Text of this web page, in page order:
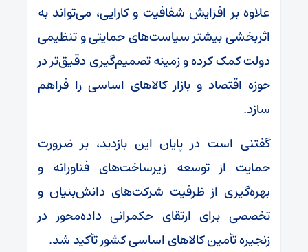
علاوه بر افزایش شفافیت و کارایی، می‌تواند به
اثربخشی بیشتر سیاست‌های حمایتی و تنظیمی
دولت کمک کرده و زمینه تصمیم‌گیری دقیق‌تر در
حوزه اقتصاد و بازار کالاهای اساسی را فراهم
سازد.
گفتنی است در پایان این بازدید، بر ضرورت
حمایت از توسعه زیرساخت‌های فناورانه و
بهره‌گیری از ظرفیت شرکت‌های دانش‌بنیان و
تخصصی برای ارتقای حکمرانی داده‌محور در
زنجیره تأمین کالاهای اساسی کشور تأکید شد.